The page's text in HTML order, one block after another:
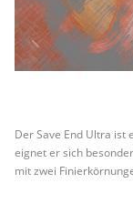
Der Save End Ultra
eignet er sich
mit zwei